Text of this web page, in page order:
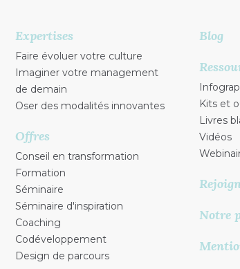
Expertises
Faire évoluer votre culture
Imaginer votre management
de demain
Oser des modalités innovantes
Offres
Conseil en transformation
Formation
Séminaire
Séminaire d'inspiration
Coaching
Codéveloppement
Design de parcours
Blog
Kits et
Livres
Vidéos
Notre